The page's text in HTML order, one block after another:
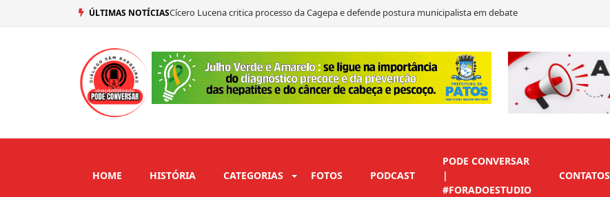
ÚLTIMAS NOTÍCIASCícero Lucena critica processo da Cagepa e defende postura municipalista em debate
Efraim Filho avalia primeiro debate e destaca críticas à educação e discurso de mudança na Paraíba
Gil Tomaz destaca importância da presença digital para empresas e profissionais de Patos
HOME HISTÓRIA CATEGORIAS FOTOS PODCAST
PODE CONVERSAR
|
#FORADOESTUDIO
CONTATOS